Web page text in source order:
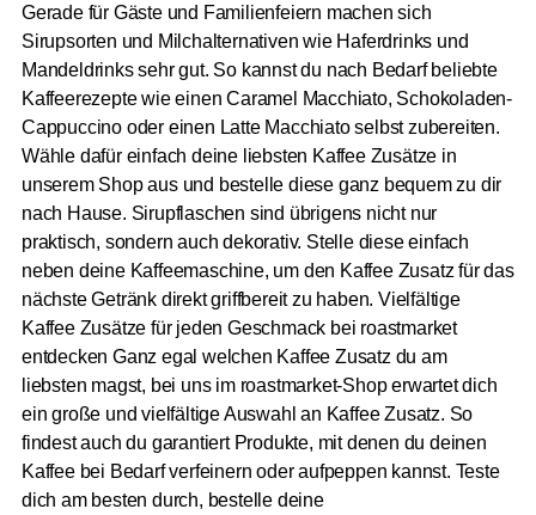
Gerade für Gäste und Familienfeiern machen sich
Sirupsorten und Milchalternativen wie Haferdrinks und
Mandeldrinks sehr gut. So kannst du nach Bedarf beliebte
Kaffeerezepte wie einen Caramel Macchiato, Schokoladen-
Cappuccino oder einen Latte Macchiato selbst zubereiten.
Wähle dafür einfach deine liebsten Kaffee Zusätze in
unserem Shop aus und bestelle diese ganz bequem zu dir
nach Hause. Sirupflaschen sind übrigens nicht nur
praktisch, sondern auch dekorativ. Stelle diese einfach
neben deine Kaffeemaschine, um den Kaffee Zusatz für das
nächste Getränk direkt griffbereit zu haben. Vielfältige
Kaffee Zusätze für jeden Geschmack bei roastmarket
entdecken Ganz egal welchen Kaffee Zusatz du am
liebsten magst, bei uns im roastmarket-Shop erwartet dich
ein große und vielfältige Auswahl an Kaffee Zusatz. So
findest auch du garantiert Produkte, mit denen du deinen
Kaffee bei Bedarf verfeinern oder aufpeppen kannst. Teste
dich am besten durch, bestelle deine